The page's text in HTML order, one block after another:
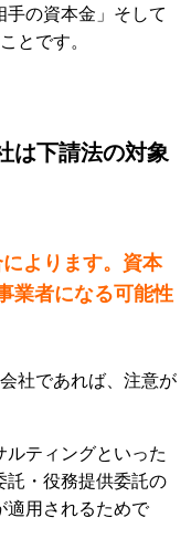
の資本金」そして
とです。
は下請法の対象
よります。資本
業者になる可能性
社であれば、注意が
ルティングといった
託・役務提供委託の
適用されるためで